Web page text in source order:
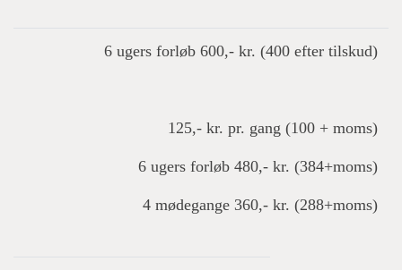
6 ugers forløb 600,- kr. (400 efter tilskud)
125,- kr. pr. gang (100 + moms)
6 ugers forløb 480,- kr. (384+moms)
4 mødegange 360,- kr. (288+moms)